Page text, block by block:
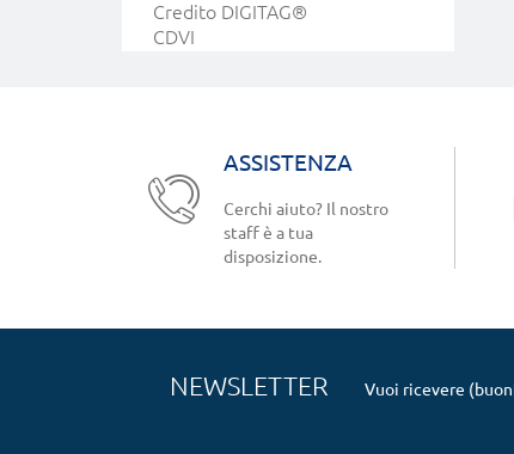
Credito DIGITAG®
CDVI
ASSISTENZA
Cerchi aiuto? Il nostro
staff è a tua
disposizione.
NEWSLETTER Vuoi ricevere